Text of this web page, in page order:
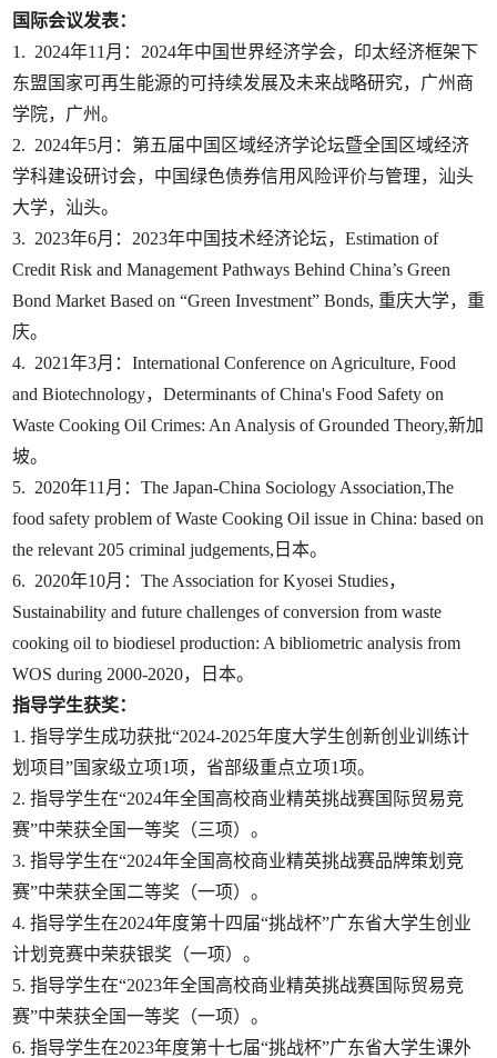
国际会议发表：
1. 2024年11月：2024年中国世界经济学会，印太经济框架下
东盟国家可再生能源的可持续发展及未来战略研究，广州商
学院，广州。
2. 2024年5月：第五届中国区域经济学论坛暨全国区域经济
学科建设研讨会，中国绿色债券信用风险评价与管理，汕头
大学，汕头。
3. 2023年6月：2023年中国技术经济论坛，Estimation of
Credit Risk and Management Pathways Behind China’s Green
Bond Market Based on “Green Investment” Bonds, 重庆大学，重
庆。
4. 2021年3月：International Conference on Agriculture, Food
and Biotechnology，Determinants of China's Food Safety on
Waste Cooking Oil Crimes: An Analysis of Grounded Theory,新加
坡。
5. 2020年11月：The Japan-China Sociology Association,The
food safety problem of Waste Cooking Oil issue in China: based on
the relevant 205 criminal judgements,日本。
6. 2020年10月：The Association for Kyosei Studies，
Sustainability and future challenges of conversion from waste
cooking oil to biodiesel production: A bibliometric analysis from
WOS during 2000-2020，日本。
指导学生获奖：
1. 指导学生成功获批“2024-2025年度大学生创新创业训练计
划项目”国家级立项1项，省部级重点立项1项。
2. 指导学生在“2024年全国高校商业精英挑战赛国际贸易竞
赛”中荣获全国一等奖（三项）。
3. 指导学生在“2024年全国高校商业精英挑战赛品牌策划竞
赛”中荣获全国二等奖（一项）。
4. 指导学生在2024年度第十四届“挑战杯”广东省大学生创业
计划竞赛中荣获银奖（一项）。
5. 指导学生在“2023年全国高校商业精英挑战赛国际贸易竞
赛”中荣获全国一等奖（一项）。
6. 指导学生在2023年度第十七届“挑战杯”广东省大学生课外